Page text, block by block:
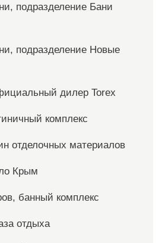
подразделение Бани
подразделение Новые
дилер Torex
комплекс
отделочных материалов
Крым
банный комплекс
отдыха